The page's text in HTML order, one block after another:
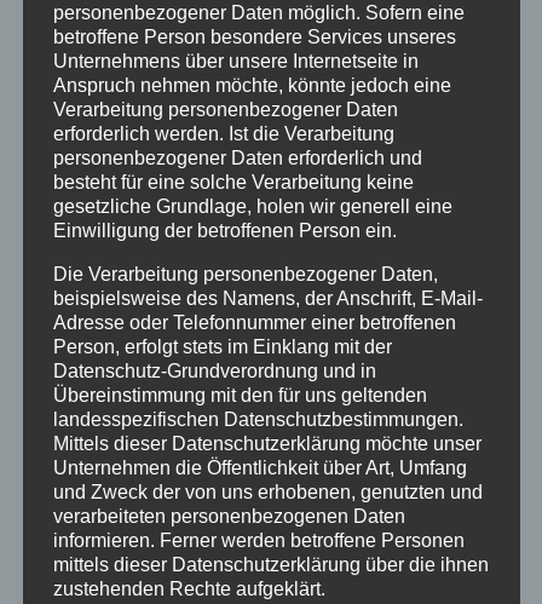
ca.2,5cm
Aphonopelma
seemanni
sp.blue
Menge
In den Warenkorb
personenbezogener Daten möglich. Sofern eine
betroffene Person besondere Services unseres
Unternehmens über unsere Internetseite in
Anspruch nehmen möchte, könnte jedoch eine
Verarbeitung personenbezogener Daten
erforderlich werden. Ist die Verarbeitung
personenbezogener Daten erforderlich und
besteht für eine solche Verarbeitung keine
gesetzliche Grundlage, holen wir generell eine
Einwilligung der betroffenen Person ein.
Die Verarbeitung personenbezogener Daten,
beispielsweise des Namens, der Anschrift, E-Mail-
Adresse oder Telefonnummer einer betroffenen
Person, erfolgt stets im Einklang mit der
Datenschutz-Grundverordnung und in
Übereinstimmung mit den für uns geltenden
landesspezifischen Datenschutzbestimmungen.
Mittels dieser Datenschutzerklärung möchte unser
Unternehmen die Öffentlichkeit über Art, Umfang
und Zweck der von uns erhobenen, genutzten und
verarbeiteten personenbezogenen Daten
informieren. Ferner werden betroffene Personen
mittels dieser Datenschutzerklärung über die ihnen
zustehenden Rechte aufgeklärt.